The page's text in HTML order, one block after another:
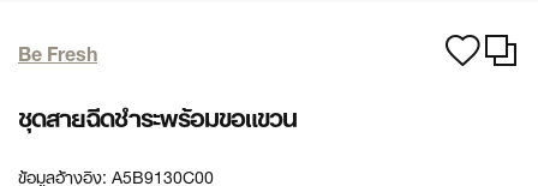
Be Fresh
ชุดสายฉีดชำระพร้อมขอแขวน
ข้อมูลอ้างอิง:A5B9130C00